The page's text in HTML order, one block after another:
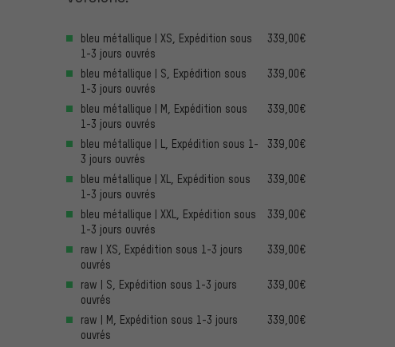
bleu métallique | XS, Expédition sous
1-3 jours ouvrés
339,00€
bleu métallique | S, Expédition sous
1-3 jours ouvrés
339,00€
bleu métallique | M, Expédition sous
1-3 jours ouvrés
339,00€
bleu métallique | L, Expédition sous 1-
3 jours ouvrés
339,00€
bleu métallique | XL, Expédition sous
1-3 jours ouvrés
339,00€
bleu métallique | XXL, Expédition sous
1-3 jours ouvrés
339,00€
raw | XS, Expédition sous 1-3 jours
ouvrés
339,00€
raw | S, Expédition sous 1-3 jours
ouvrés
339,00€
raw | M, Expédition sous 1-3 jours
ouvrés
339,00€